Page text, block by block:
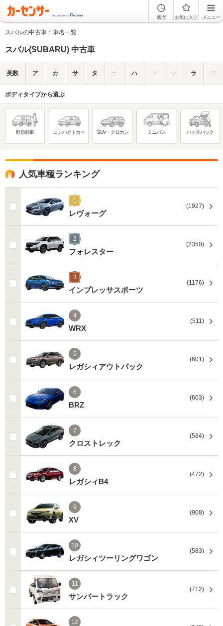
履歴 お気に入り メニュー
スバルの中古車：車名一覧
スバル(SUBARU) 中古車
英数 ア カ サ タ ナ ハ マ ヤ ラ ワ
ボディタイプから選ぶ
軽自動車 コンパクトカー SUV・クロカン ミニバン ハッチバック
人気車種ランキング
1
レヴォーグ
(1927)
2
フォレスター
(2350)
3
インプレッサスポーツ
(1176)
4
WRX
(511)
5
レガシィアウトバック
(601)
6
BRZ
(603)
7
クロストレック
(584)
8
レガシィB4
(472)
9
XV
(908)
10
レガシィツーリングワゴン
(583)
11
サンバートラック
(712)
12